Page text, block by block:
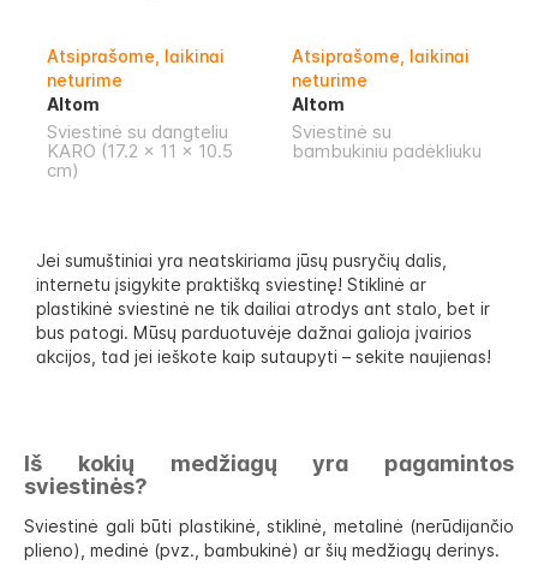
Jei sumuštiniai yra neatskiriama jūsų pusryčių dalis,
internetu įsigykite praktišką sviestinę! Stiklinė ar
plastikinė sviestinė ne tik dailiai atrodys ant stalo, bet ir
bus patogi. Mūsų parduotuvėje dažnai galioja įvairios
akcijos, tad jei ieškote kaip sutaupyti – sekite naujienas!
Iš kokių medžiagų yra pagamintos
sviestinės?
Sviestinė gali būti plastikinė, stiklinė, metalinė (nerūdijančio
plieno), medinė (pvz., bambukinė) ar šių medžiagų derinys.
Atsiprašome, laikinai
neturime
Altom
Sviestinė su dangteliu
KARO (17.2 x 11 x 10.5
cm)
Atsiprašome, laikinai
neturime
Altom
Sviestinė su
bambukiniu padėkliuku